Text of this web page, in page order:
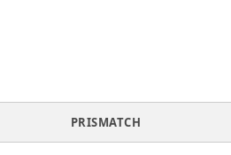
PRISMATCH